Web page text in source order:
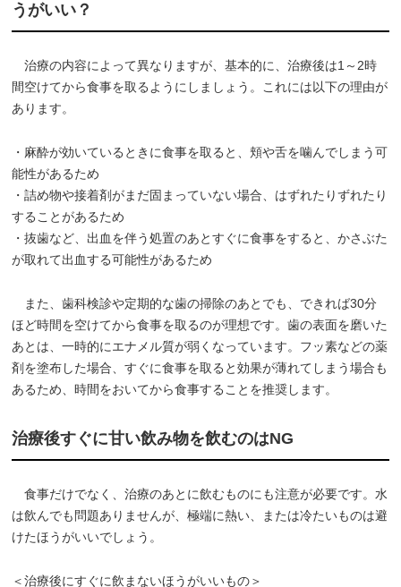
うがいい？
治療の内容によって異なりますが、基本的に、治療後は1～2時
間空けてから食事を取るようにしましょう。これには以下の理由が
あります。
・麻酔が効いているときに食事を取ると、頬や舌を噛んでしまう可
能性があるため
・詰め物や接着剤がまだ固まっていない場合、はずれたりずれたり
することがあるため
・抜歯など、出血を伴う処置のあとすぐに食事をすると、かさぶた
が取れて出血する可能性があるため
また、歯科検診や定期的な歯の掃除のあとでも、できれば30分
ほど時間を空けてから食事を取るのが理想です。歯の表面を磨いた
あとは、一時的にエナメル質が弱くなっています。フッ素などの薬
剤を塗布した場合、すぐに食事を取ると効果が薄れてしまう場合も
あるため、時間をおいてから食事することを推奨します。
治療後すぐに甘い飲み物を飲むのはNG
食事だけでなく、治療のあとに飲むものにも注意が必要です。水
は飲んでも問題ありませんが、極端に熱い、または冷たいものは避
けたほうがいいでしょう。
＜治療後にすぐに飲まないほうがいいもの＞